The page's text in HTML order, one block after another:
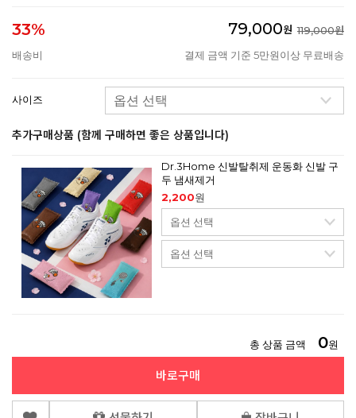
33% 79,000원 119,000원
배송비
결제 금액 기준 5만원이상 무료배송
사이즈
추가구매상품 (함께 구매하면 좋은 상품입니다)
Dr.3Home 신발탈취제 운동화 신발 구
두 냄새제거
2,200원
총 상품 금액 0원
바로구매